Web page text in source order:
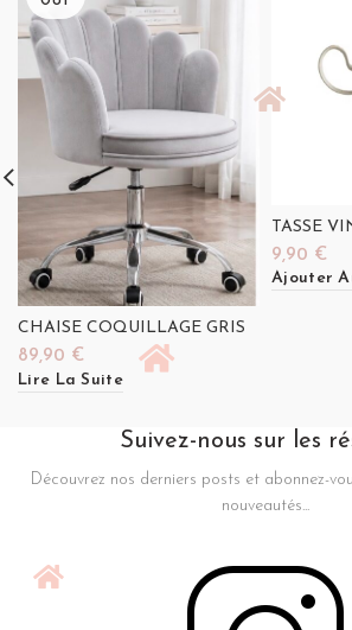
CHAISE COQUILLAGE GRIS
89,90 €
Lire La Suite
TASSE
9,90 €
Ajouter
Suivez-nous sur les
Découvrez nos derniers posts et abonnez-
nouveautés...